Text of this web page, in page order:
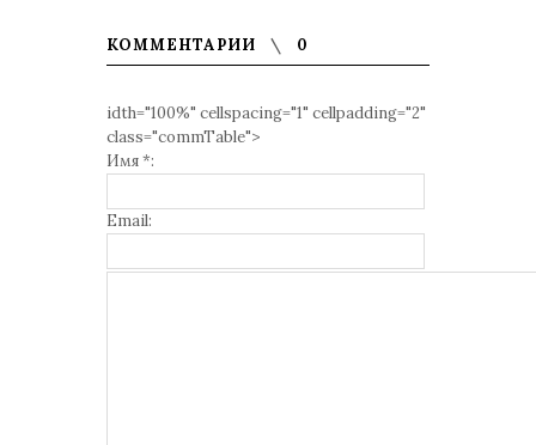
КОММЕНТАРИИ 0
idth="100%" cellspacing="1" cellpadding="2"
class="commTable">
Имя *:
Email: